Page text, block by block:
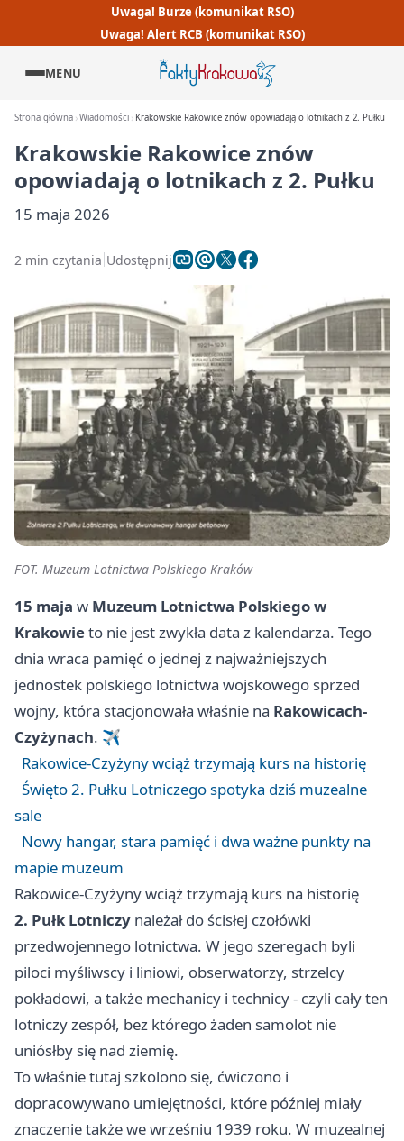
Uwaga! Burze (komunikat RSO)
Uwaga! Alert RCB (komunikat RSO)
MENU
Strona główna Wiadomości Krakowskie Rakowice znów opowiadają o lotnikach z 2. Pułku
Krakowskie Rakowice znów
opowiadają o lotnikach z 2. Pułku
15 maja 2026
2 min czytania Udostępnij
FOT. Muzeum Lotnictwa Polskiego Kraków
15 maja w Muzeum Lotnictwa Polskiego w
Krakowieto nie jest zwykła data z kalendarza. Tego
dnia wraca pamięć o jednej z najważniejszych
jednostek polskiego lotnictwa wojskowego sprzed
wojny, która stacjonowała właśnie na Rakowicach-
Czyżynach. ✈️
Rakowice-Czyżyny wciąż trzymają kurs na historię
Święto 2. Pułku Lotniczego spotyka dziś muzealne
sale
Nowy hangar, stara pamięć i dwa ważne punkty na
mapie muzeum
Rakowice-Czyżyny wciąż trzymają kurs na historię
2. Pułk Lotniczy należał do ścisłej czołówki
przedwojennego lotnictwa. W jego szeregach byli
piloci myśliwscy i liniowi, obserwatorzy, strzelcy
pokładowi, a także mechanicy i technicy - czyli cały ten
lotniczy zespół, bez którego żaden samolot nie
uniósłby się nad ziemię.
To właśnie tutaj szkolono się, ćwiczono i
dopracowywano umiejętności, które później miały
znaczenie także we wrześniu 1939 roku. W muzealnej